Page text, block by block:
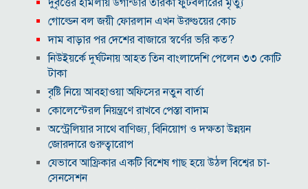
দুর্বৃত্তের হামলায় উগান্ডার তারকা ফুটবলারের মৃত্যু
গোল্ডেন বল জয়ী ফোরলান এখন উরুগুয়ের কোচ
দাম বাড়ার পর দেশের বাজারে স্বর্ণের ভরি কত?
নিউইয়র্কে দুর্ঘটনায় আহত তিন বাংলাদেশি পেলেন ৩৩ কোটি
টাকা
বৃষ্টি নিয়ে আবহাওয়া অফিসের নতুন বার্তা
কোলেস্টেরল নিয়ন্ত্রণে রাখবে পেস্তা বাদাম
অস্ট্রেলিয়ার সাথে বাণিজ্য, বিনিয়োগ ও দক্ষতা উন্নয়ন
জোরদারে গুরুত্বারোপ
যেভাবে আফ্রিকার একটি বিশেষ গাছ হয়ে উঠল বিশ্বের চা-
সেনসেশন